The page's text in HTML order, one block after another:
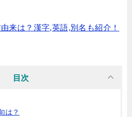
来は？漢字,英語,別名も紹介！
目次
は？